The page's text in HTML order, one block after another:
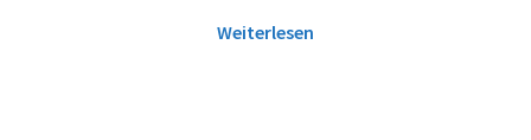
Weiterlesen